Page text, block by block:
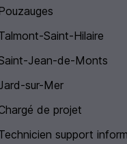
Saint-Hilaire
Jean-de-Monts
sur-Mer
de projet
support